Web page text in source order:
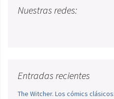
Nuestras redes:
Entradas recientes
The Witcher. Los cómics